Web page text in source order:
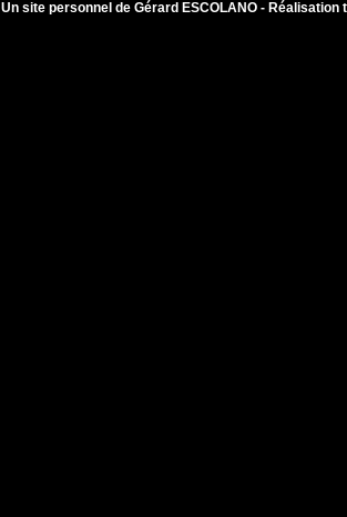
Un site personnel de Gérard ESCOLANO -